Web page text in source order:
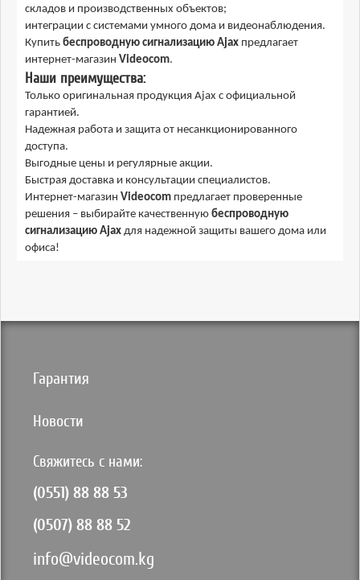
складов и производственных объектов;
интеграции с системами умного дома и видеонаблюдения.
Купить беспроводную сигнализацию Ajax предлагает
интернет-магазин Videocom.
Наши преимущества:
Только оригинальная продукция Ajax с официальной
гарантией.
Надежная работа и защита от несанкционированного
доступа.
Выгодные цены и регулярные акции.
Быстрая доставка и консультации специалистов.
Интернет-магазин Videocom предлагает проверенные
решения – выбирайте качественную беспроводную
сигнализацию Ajax для надежной защиты вашего дома или
офиса!
Гарантия
Новости
Свяжитесь с нами:
(0551) 88 88 53
(0507) 88 88 52
info@videocom.kg